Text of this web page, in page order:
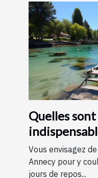
Quelles sont
Annecy ?
Vous envisagez
Annecy pour y
jours de repos...